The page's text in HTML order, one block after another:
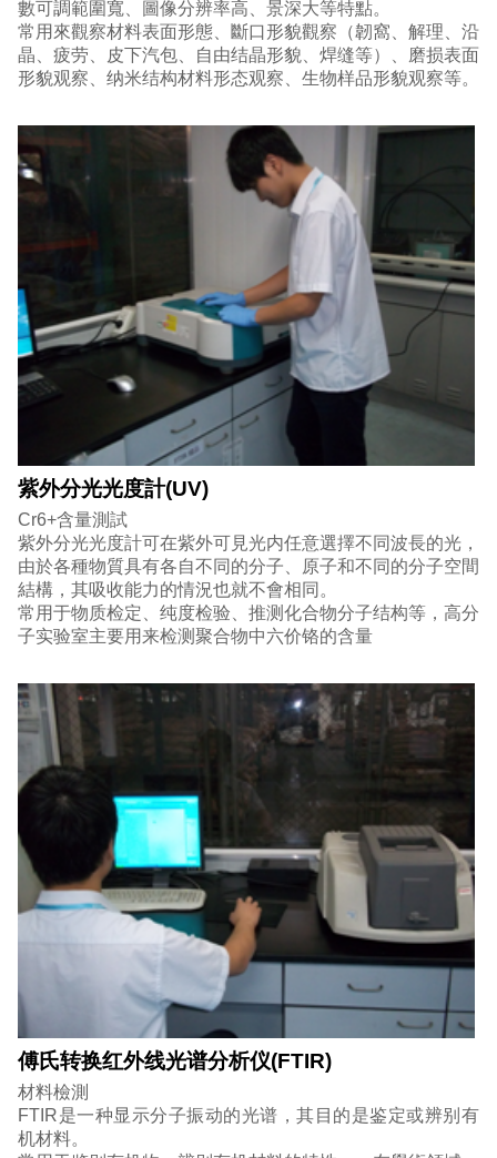
數可調範圍寬、圖像分辨率高、景深大等特點。
常用來觀察材料表面形態、斷口形貌觀察（韌窩、解理、沿
晶、疲劳、皮下汽包、自由结晶形貌、焊缝等）、磨损表面
形貌观察、纳米结构材料形态观察、生物样品形貌观察等。
紫外分光光度計(UV)
Cr6+含量測試
紫外分光光度計可在紫外可見光内任意選擇不同波長的光，
由於各種物質具有各自不同的分子、原子和不同的分子空間
結構，其吸收能力的情況也就不會相同。
常用于物质检定、纯度检验、推测化合物分子结构等，高分
子实验室主要用来检测聚合物中六价铬的含量
傅氏转换红外线光谱分析仪(FTIR)
材料檢測
FTIR是一种显示分子振动的光谱，其目的是鉴定或辨别有
机材料。